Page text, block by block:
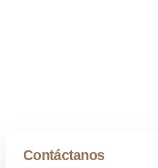
Contáctanos